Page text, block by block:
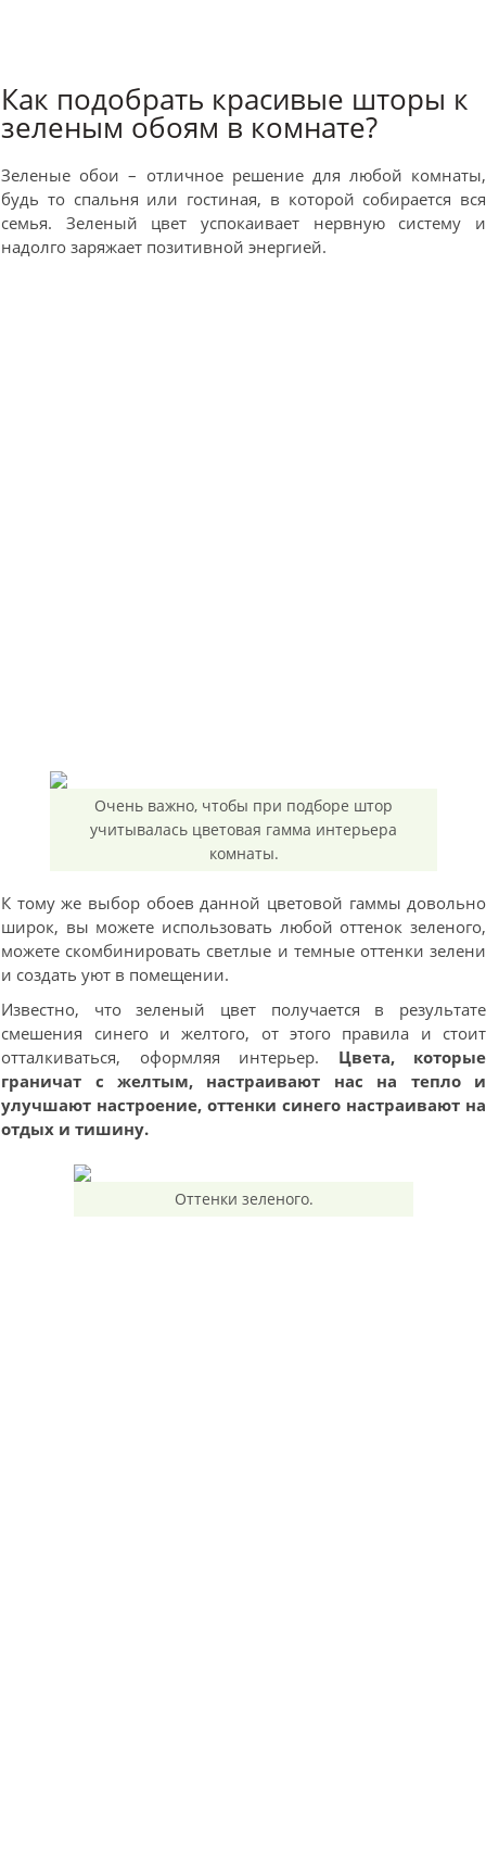
Как подобрать красивые шторы к
зеленым обоям в комнате?
Зеленые обои – отличное решение для любой комнаты,
будь то спальня или гостиная, в которой собирается вся
семья. Зеленый цвет успокаивает нервную систему и
надолго заряжает позитивной энергией.
Очень важно, чтобы при подборе штор
учитывалась цветовая гамма интерьера
комнаты.
К тому же выбор обоев данной цветовой гаммы довольно
широк, вы можете использовать любой оттенок зеленого,
можете скомбинировать светлые и темные оттенки зелени
и создать уют в помещении.
Известно, что зеленый цвет получается в результате
смешения синего и желтого, от этого правила и стоит
отталкиваться, оформляя интерьер. Цвета, которые
граничат с желтым, настраивают нас на тепло и
улучшают настроение, оттенки синего настраивают на
отдых и тишину.
Оттенки зеленого.